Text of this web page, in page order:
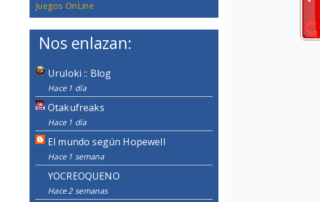
Juegos OnLine
Nos enlazan:
Uruloki :: Blog
Hace 1 día
Otakufreaks
Hace 1 día
El mundo según Hopewell
Hace 1 semana
YOCREOQUENO
Hace 2 semanas